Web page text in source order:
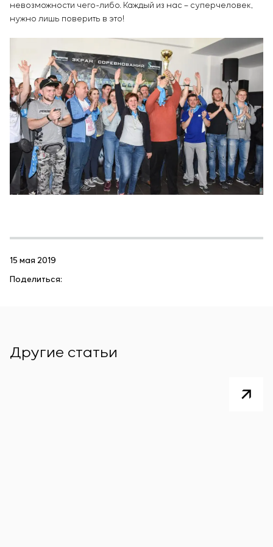
невозможности чего-либо. Каждый из нас – суперчеловек,
нужно лишь поверить в это!
15 мая 2019
Поделиться:
Другие статьи